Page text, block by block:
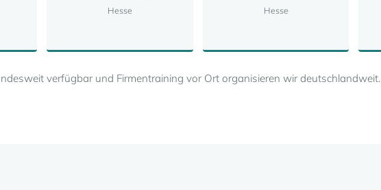
Hesse Hesse
verfügbar und Firmentraining vor Ort organisieren wir deutschlandweit.